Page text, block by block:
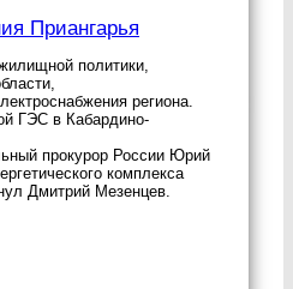
Приангарья
политики,
региона.
ГЭС в Кабардино-
прокурор России Юрий
комплекса
Дмитрий Мезенцев.